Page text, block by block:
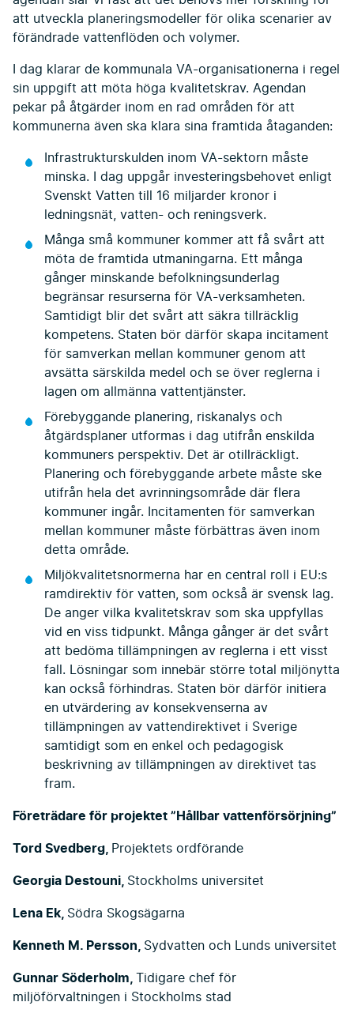
att utveckla planeringsmodeller för olika scenarier av
förändrade vattenflöden och volymer.
I dag klarar de kommunala VA-organisationerna i regel
sin uppgift att möta höga kvalitetskrav. Agendan
pekar på åtgärder inom en rad områden för att
kommunerna även ska klara sina framtida åtaganden:
Infrastrukturskulden inom VA-sektorn måste
minska. I dag uppgår investeringsbehovet enligt
Svenskt Vatten till 16 miljarder kronor i
ledningsnät, vatten- och reningsverk.
Många små kommuner kommer att få svårt att
möta de framtida utmaningarna. Ett många
gånger minskande befolkningsunderlag
begränsar resurserna för VA-verksamheten.
Samtidigt blir det svårt att säkra tillräcklig
kompetens. Staten bör därför skapa incitament
för samverkan mellan kommuner genom att
avsätta särskilda medel och se över reglerna i
lagen om allmänna vattentjänster.
Förebyggande planering, riskanalys och
åtgärdsplaner utformas i dag utifrån enskilda
kommuners perspektiv. Det är otillräckligt.
Planering och förebyggande arbete måste ske
utifrån hela det avrinningsområde där flera
kommuner ingår. Incitamenten för samverkan
mellan kommuner måste förbättras även inom
detta område.
Miljökvalitetsnormerna har en central roll i EU:s
ramdirektiv för vatten, som också är svensk lag.
De anger vilka kvalitetskrav som ska uppfyllas
vid en viss tidpunkt. Många gånger är det svårt
att bedöma tillämpningen av reglerna i ett visst
fall. Lösningar som innebär större total miljönytta
kan också förhindras. Staten bör därför initiera
en utvärdering av konsekvenserna av
tillämpningen av vattendirektivet i Sverige
samtidigt som en enkel och pedagogisk
beskrivning av tillämpningen av direktivet tas
fram.
Företrädare för projektet ”Hållbar vattenförsörjning”
Tord Svedberg, Projektets ordförande
Georgia Destouni, Stockholms universitet
Lena Ek, Södra Skogsägarna
Kenneth M. Persson, Sydvatten och Lunds universitet
Gunnar Söderholm,
Tidigare chef för
miljöförvaltningen i Stockholms stad